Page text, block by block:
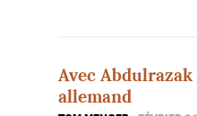
Avec
allemand